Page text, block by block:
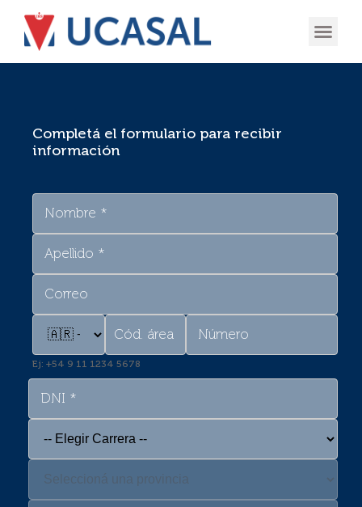
Completá el formulario para recibir
información
Ej: +54 9 11 1234 5678